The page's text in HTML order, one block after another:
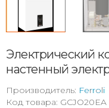
Электрический
настенный
Производитель: Ferroli
Код товара: GCJO20EA